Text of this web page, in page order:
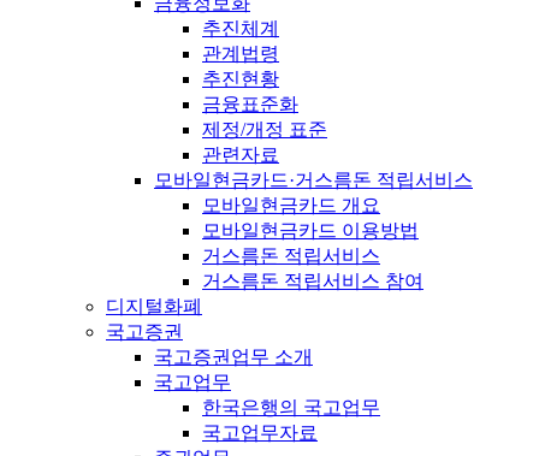
추진체계
관계법령
추진현황
금융표준화
제정/개정 표준
관련자료
모바일현금카드·거스름돈 적립서비스
모바일현금카드 개요
모바일현금카드 이용방법
거스름돈 적립서비스
거스름돈 적립서비스 참여
디지털화폐
국고증권
국고증권업무 소개
국고업무
한국은행의 국고업무
국고업무자료